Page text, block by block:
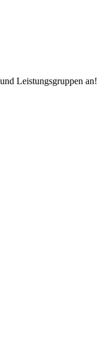
Leistungsgruppen an!